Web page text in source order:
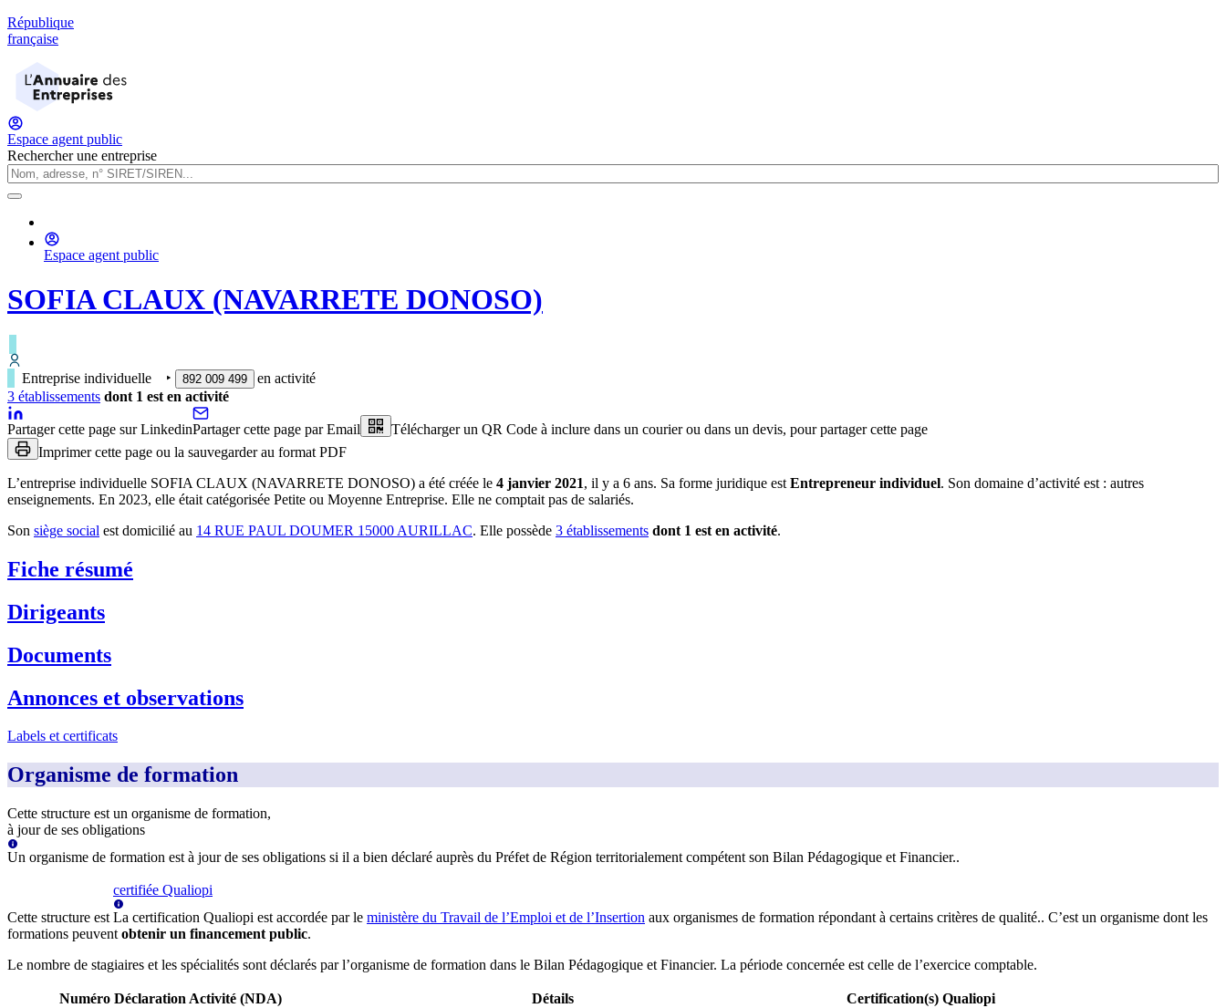
République
française
Espace agent public
Rechercher une entreprise
Espace agent public
SOFIA CLAUX (NAVARRETE DONOSO)
Entreprise individuelle ‣ 892 009 499
en activité
3 établissements dont 1 est en activité
Partager cette page sur LinkedinPartager cette page par Email
Télécharger un QR Code à inclure dans un courier ou dans un devis, pour partager cette page
Imprimer cette page ou la sauvegarder au format PDF
L’entreprise individuelle SOFIA CLAUX (NAVARRETE DONOSO) a été créée le 4 janvier 2021, il y a 6 ans. Sa forme juridique est Entrepreneur individuel. Son domaine d’activité est : autres
enseignements. En 2023, elle était catégorisée Petite ou Moyenne Entreprise. Elle ne comptait pas de salariés.
Son siège social est domicilié au 14 RUE PAUL DOUMER 15000 AURILLAC. Elle possède 3 établissements dont 1 est en activité.
Fiche résumé
Dirigeants
Documents
Annonces et observations
Labels et certificats
Organisme de formation
Cette structure est un organisme de formation,
à jour de ses obligations
Un organisme de formation est à jour de ses obligations si il a bien déclaré auprès du Préfet de Région territorialement compétent son Bilan Pédagogique et Financier..
Cette structure est
certifiée Qualiopi
La certification Qualiopi est accordée par le ministère du Travail de l’Emploi et de l’Insertion aux organismes de formation répondant à certains critères de qualité.. C’est un organisme dont les
formations peuvent obtenir un financement public.
Le nombre de stagiaires et les spécialités sont déclarés par l’organisme de formation dans le Bilan Pédagogique et Financier. La période concernée est celle de l’exercice comptable.
Numéro Déclaration Activité (NDA) Détails
Certification(s) Qualiopi